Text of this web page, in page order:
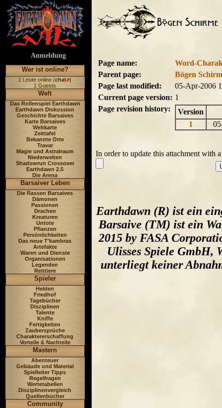
Anmeldung
Wer ist online?
1 Leute online (chat )
1 Guests
Welt
Das Rollenspiel Earthdawn
Earthdawn Diskussion
Geschichte Barsaives
Karte Barsaives
Weltkarte
Zeittafel
Bekannte Orte
Travar
Magie und Astralraum
Niederwelten
Shadowrun Crossover
Earthdawn 2.5
Die Arena
Barsaiver Leben
Die Rassen Barsaives
Dämonen
Passionen
Drachen
Kreaturen
Untote
Pflanzen
Persönlichkeiten
Das neue T'kambras
Artefakte
Waren und Dienste
Organisationen
Legenden
Reittiere
Spieler
Helden
Friedhof
Tagebücher
Disziplinen
Talente
Kniffe
Fertigkeiten
Zaubersprüche
Charaktererschaffung
Vorteile & Nachteile
Mastern
Abenteuer
Gebäude und Material
Spielleiter Tipps
Regelfragen
Wertetabellen
Disziplinenvergleich
Quellenbücher
Community
Page name:
Word-
Parent page:
Bögen
Page last modified:
05-Apr-2006
Current page version: 1
Page revision history:
Version
1
In order to update this attachment
Earthdawn (R) ist ein
Barsaive (TM) ist ein
2015 by FASA
Ulisses Spiele GmbH,
unterliegt keiner